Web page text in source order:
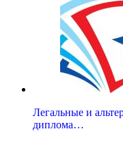
Легальные и
диплома…